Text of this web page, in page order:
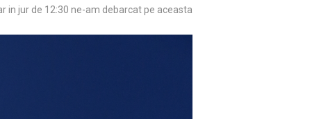
in jur de 12:30 ne-am debarcat pe aceasta